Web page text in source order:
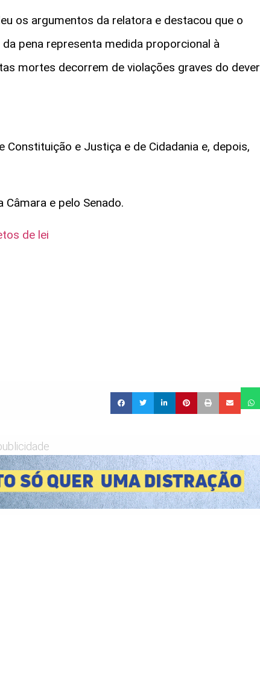
os argumentos da relatora e destacou que o
pena representa medida proporcional à
mortes decorrem de violações graves do dever
e Justiça e de Cidadania e, depois,
e pelo Senado.
de lei